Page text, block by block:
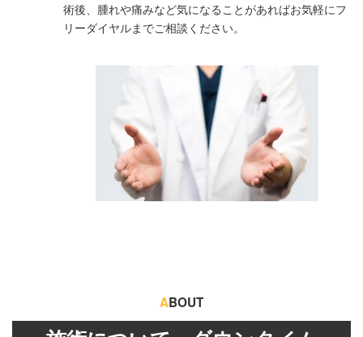
術後、腫れや痛みなど気になることがあればお気軽にフ
リーダイヤルまでご相談ください。
ABOUT